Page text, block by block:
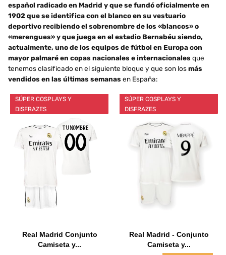
español radicado en Madrid y que se fundó oficialmente en
1902 que se identifica con el blanco en su vestuario
deportivo recibiendo el sobrenombre de los «blancos» o
«merengues» y que juega en el estadio Bernabéu siendo,
actualmente, uno de los equipos de fútbol en Europa con
mayor palmaré en copas nacionales e internacionales que
tenemos clasificado en el siguiente bloque y que son losmás
vendidos en las últimas semanas en España:
SÚPER COSPLAYS Y
DISFRAZES
Real Madrid Conjunto
Camiseta y...
SÚPER COSPLAYS Y
DISFRAZES
Real Madrid - Conjunto
Camiseta y...